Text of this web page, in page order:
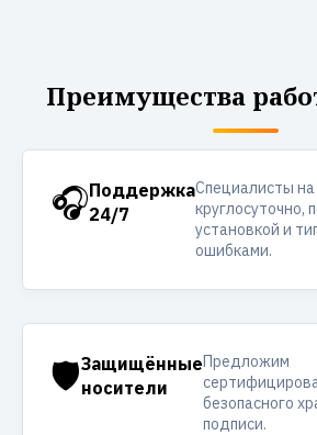
Преимущества
🎧Поддержка
24/7
Специалисты на
круглосуточно,
установкой и
ошибками.
🛡️Защищённые
носители
Предложим
безопасного
подписи.